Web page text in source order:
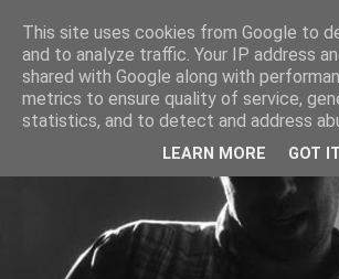
This site uses cookies from Google to
and to analyze traffic. Your IP address
shared with Google along with
metrics to ensure quality of service,
statistics, and to detect and address
LEARN MORE GOT IT